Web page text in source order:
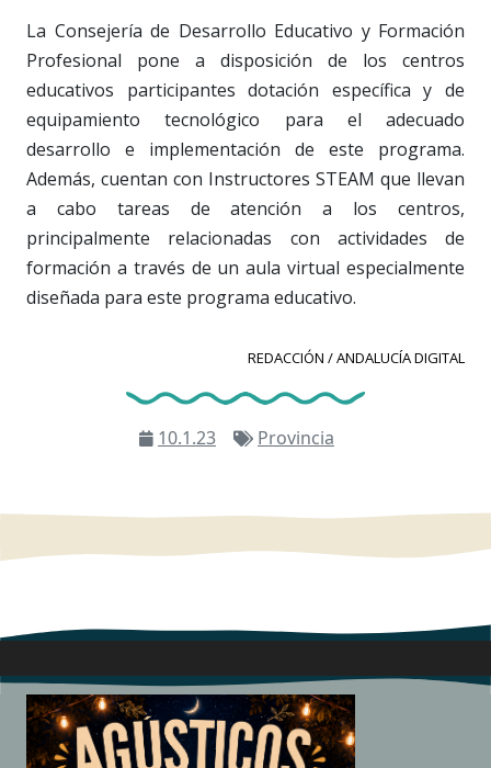
La Consejería de Desarrollo Educativo y Formación
Profesional pone a disposición de los centros
educativos participantes dotación específica y de
equipamiento tecnológico para el adecuado
desarrollo e implementación de este programa.
Además, cuentan con Instructores STEAM que llevan
a cabo tareas de atención a los centros,
principalmente relacionadas con actividades de
formación a través de un aula virtual especialmente
diseñada para este programa educativo.
REDACCIÓN / ANDALUCÍA DIGITAL
10.1.23 Provincia